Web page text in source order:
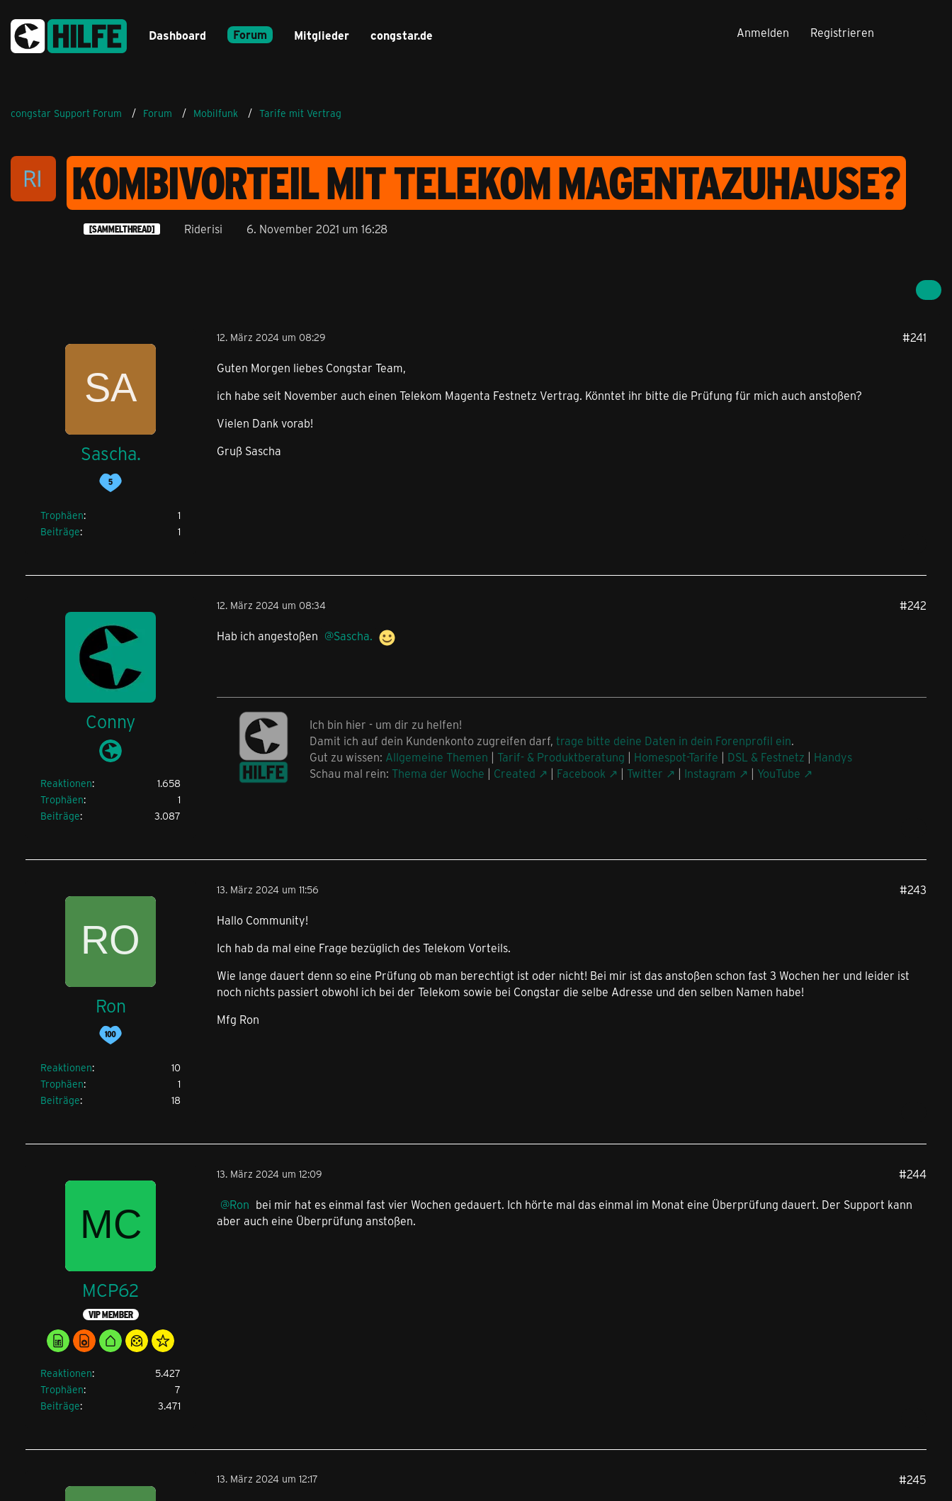
Dashboard Forum Mitglieder congstar.de Anmelden Registrieren
congstar Support Forum Forum Mobilfunk Tarife mit Vertrag
KOMBIVORTEIL MIT TELEKOM MAGENTAZUHAUSE?
[SAMMELTHREAD] Riderisi 6. November 2021 um 16:28
Sascha.
Trophäen
1
Beiträge
1
12. März 2024 um 08:29 #241
Guten Morgen liebes Congstar Team,
ich habe seit November auch einen Telekom Magenta Festnetz Vertrag. Könntet ihr bitte die Prüfung für mich auch anstoßen?
Vielen Dank vorab!
Gruß Sascha
Conny
Reaktionen
1.658
Trophäen
1
Beiträge
3.087
12. März 2024 um 08:34 #242
Hab ich angestoßen Sascha.
Ich bin hier - um dir zu helfen!
Damit ich auf dein Kundenkonto zugreifen darf, trage bitte deine Daten in dein Forenprofil ein.
Gut zu wissen: Allgemeine Themen | Tarif- & Produktberatung | Homespot-Tarife | DSL & Festnetz | Handys
Schau mal rein: Thema der Woche | Created | Facebook | Twitter | Instagram | YouTube
Ron
Reaktionen
10
Trophäen
1
Beiträge
18
13. März 2024 um 11:56 #243
Hallo Community!
Ich hab da mal eine Frage bezüglich des Telekom Vorteils.
Wie lange dauert denn so eine Prüfung ob man berechtigt ist oder nicht! Bei mir ist das anstoßen schon fast 3 Wochen her und leider ist
noch nichts passiert obwohl ich bei der Telekom sowie bei Congstar die selbe Adresse und den selben Namen habe!
Mfg Ron
MCP62
VIP MEMBER
Reaktionen
5.427
Trophäen
7
Beiträge
3.471
13. März 2024 um 12:09 #244
Ron bei mir hat es einmal fast vier Wochen gedauert. Ich hörte mal das einmal im Monat eine Überprüfung dauert. Der Support kann
aber auch eine Überprüfung anstoßen.
13. März 2024 um 12:17 #245